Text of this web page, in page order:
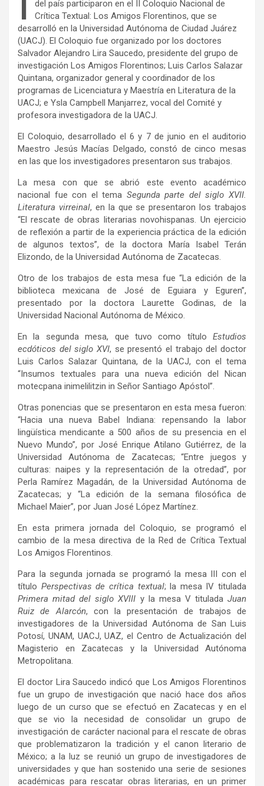
del país participaron en el II Coloquio Nacional de
Crítica Textual: Los Amigos Florentinos, que se
desarrolló en la Universidad Autónoma de Ciudad Juárez
(UACJ). El Coloquio fue organizado por los doctores
Salvador Alejandro Lira Saucedo, presidente del grupo de
investigación Los Amigos Florentinos; Luis Carlos Salazar
Quintana, organizador general y coordinador de los
programas de Licenciatura y Maestría en Literatura de la
UACJ; e Ysla Campbell Manjarrez, vocal del Comité y
profesora investigadora de la UACJ.
El Coloquio, desarrollado el 6 y 7 de junio en el auditorio
Maestro Jesús Macías Delgado, constó de cinco mesas
en las que los investigadores presentaron sus trabajos.
La mesa con que se abrió este evento académico
nacional fue con el tema Segunda parte del siglo XVII.
Literatura virreinal, en la que se presentaron los trabajos
“El rescate de obras literarias novohispanas. Un ejercicio
de reflexión a partir de la experiencia práctica de la edición
de algunos textos”, de la doctora María Isabel Terán
Elizondo, de la Universidad Autónoma de Zacatecas.
Otro de los trabajos de esta mesa fue “La edición de la
biblioteca mexicana de José de Eguiara y Eguren”,
presentado por la doctora Laurette Godinas, de la
Universidad Nacional Autónoma de México.
En la segunda mesa, que tuvo como título Estudios
ecdóticos del siglo XVI, se presentó el trabajo del doctor
Luis Carlos Salazar Quintana, de la UACJ, con el tema
“Insumos textuales para una nueva edición del Nican
motecpana inimelilitzin in Señor Santiago Apóstol”.
Otras ponencias que se presentaron en esta mesa fueron:
“Hacia una nueva Babel Indiana: repensando la labor
lingüística mendicante a 500 años de su presencia en el
Nuevo Mundo”, por José Enrique Atilano Gutiérrez, de la
Universidad Autónoma de Zacatecas; “Entre juegos y
culturas: naipes y la representación de la otredad”, por
Perla Ramírez Magadán, de la Universidad Autónoma de
Zacatecas; y “La edición de la semana filosófica de
Michael Maier”, por Juan José López Martínez.
En esta primera jornada del Coloquio, se programó el
cambio de la mesa directiva de la Red de Crítica Textual
Los Amigos Florentinos.
Para la segunda jornada se programó la mesa III con el
título Perspectivas de crítica textual; la mesa IV titulada
Primera mitad del siglo XVIII y la mesa V tituladaJuan
Ruiz de Alarcón, con la presentación de trabajos de
investigadores de la Universidad Autónoma de San Luis
Potosí, UNAM, UACJ, UAZ, el Centro de Actualización del
Magisterio en Zacatecas y la Universidad Autónoma
Metropolitana.
El doctor Lira Saucedo indicó que Los Amigos Florentinos
fue un grupo de investigación que nació hace dos años
luego de un curso que se efectuó en Zacatecas y en el
que se vio la necesidad de consolidar un grupo de
investigación de carácter nacional para el rescate de obras
que problematizaron la tradición y el canon literario de
México; a la luz se reunió un grupo de investigadores de
universidades y que han sostenido una serie de sesiones
académicas para rescatar obras literarias, en un primer